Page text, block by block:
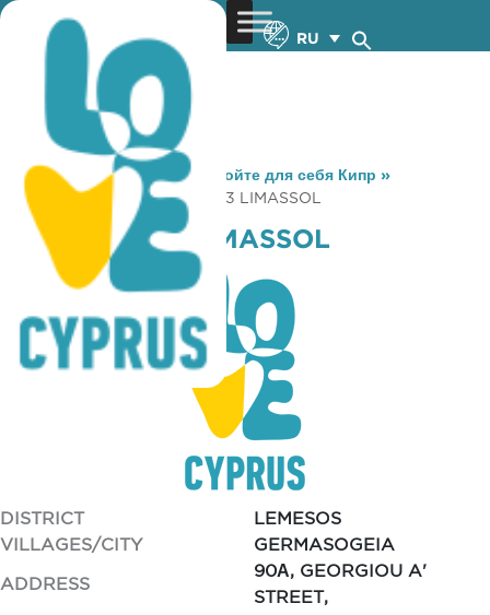
RU
You are here: Home »Откройте для себя Кипр »
Gastronomy
» BREEZE NO 3 LIMASSOL
BREEZE NO 3 LIMASSOL
DISTRICT
LEMESOS
VILLAGES/CITY
GERMASOGEIA
ADDRESS
90Α, GEORGIOU A'
STREET,